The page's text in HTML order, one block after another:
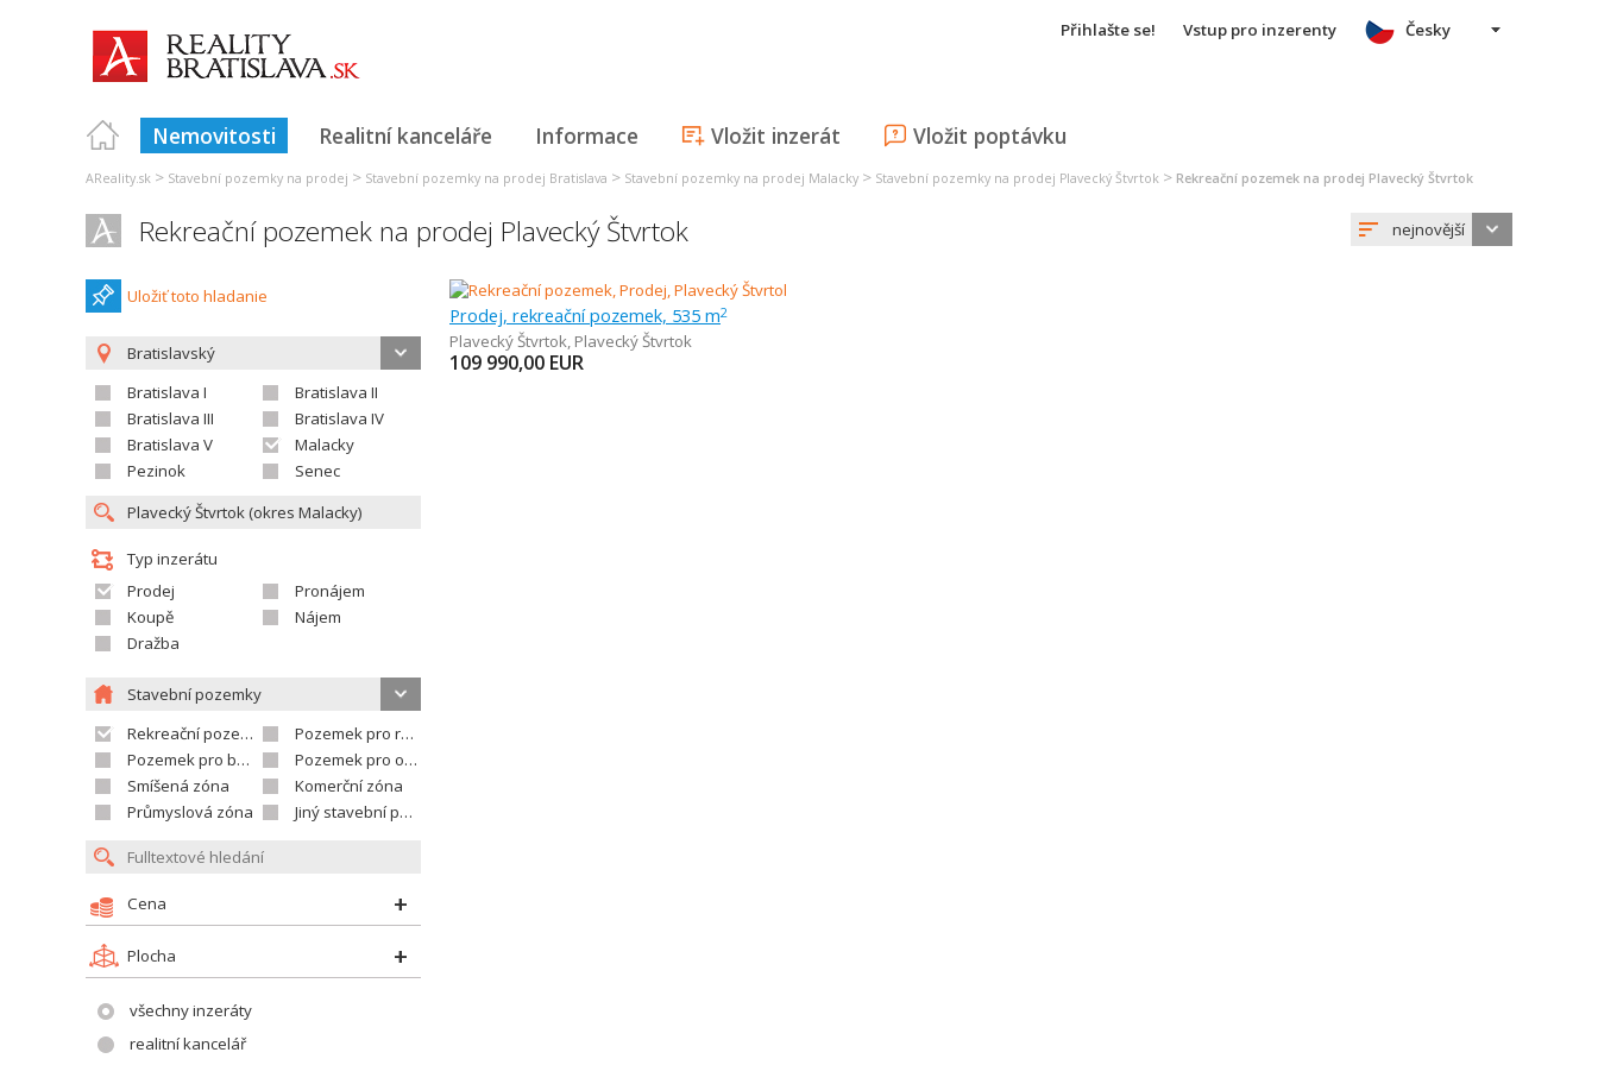
Přihlašte se! Vstup pro inzerenty
Nemovitosti Realitní kanceláře Informace Vložit inzerát Vložit poptávku
Česky
AReality.sk > Stavební pozemky na prodej > Stavební pozemky na prodej Bratislava > Stavební pozemky na prodej Malacky > Stavební pozemky na prodej Plavecký Štvrtok > Rekreační pozemek na prodej Plavecký Štvrtok
Rekreační pozemek na prodej Plavecký Štvrtok nejnovější
Uložiť toto hladanie
Bratislavský
Bratislava I
Bratislava II
Bratislava III
Bratislava IV
Bratislava V
Malacky
Pezinok
Senec
Typ inzerátu
Prodej
Pronájem
Koupě
Nájem
Dražba
Stavební pozemky
Rekreační pozemek
Pozemek pro rodinné domy
Pozemek pro bytovou výstavbu
Pozemek pro občanskou vybavenost
Smíšená zóna
Komerční zóna
Průmyslová zóna
Jiný stavební pozemek
Cena
Plocha
všechny inzeráty
realitní kancelář
Prodej, rekreační pozemek, 535 m2
Plavecký Štvrtok, Plavecký Štvrtok
109 990,00 EUR